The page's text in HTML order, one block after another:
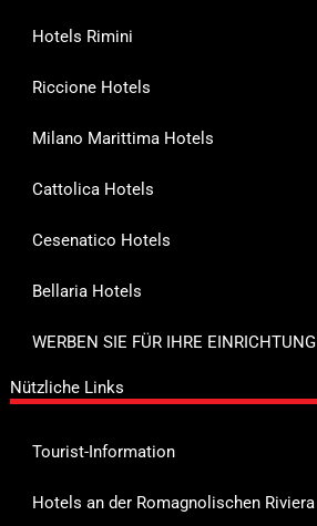
Hotels Rimini
Riccione Hotels
Milano Marittima Hotels
Cattolica Hotels
Cesenatico Hotels
Bellaria Hotels
WERBEN SIE FÜR IHRE EINRICHTUNG
Nützliche Links
Tourist-Information
Hotels an der Romagnolischen Riviera